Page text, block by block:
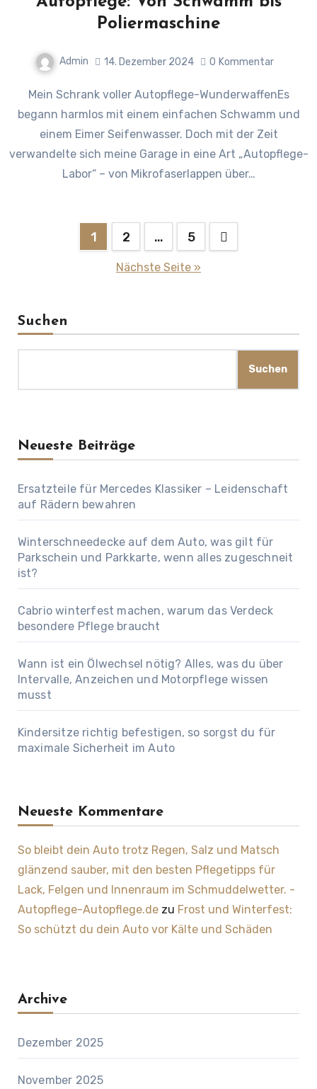
Poliermaschine
Admin 14. Dezember 2024 0 Kommentar
Mein Schrank voller Autopflege-WunderwaffenEs
begann harmlos mit einem einfachen Schwamm und
einem Eimer Seifenwasser. Doch mit der Zeit
verwandelte sich meine Garage in eine Art „Autopflege-
Labor“ – von Mikrofaserlappen über…
Seitennummerierung
1 2 … 5
Nächste Seite »
Suchen
Suchen
Neueste Beiträge
Ersatzteile für Mercedes Klassiker – Leidenschaft
auf Rädern bewahren
Winterschneedecke auf dem Auto, was gilt für
Parkschein und Parkkarte, wenn alles zugeschneit
ist?
Cabrio winterfest machen, warum das Verdeck
besondere Pflege braucht
Wann ist ein Ölwechsel nötig? Alles, was du über
Intervalle, Anzeichen und Motorpflege wissen
musst
Kindersitze richtig befestigen, so sorgst du für
maximale Sicherheit im Auto
Neueste Kommentare
So bleibt dein Auto trotz Regen, Salz und Matsch
glänzend sauber, mit den besten Pflegetipps für
Lack, Felgen und Innenraum im Schmuddelwetter. -
Autopflege-Autopflege.dezu Frost und Winterfest:
So schützt du dein Auto vor Kälte und Schäden
Archive
Dezember 2025
November 2025